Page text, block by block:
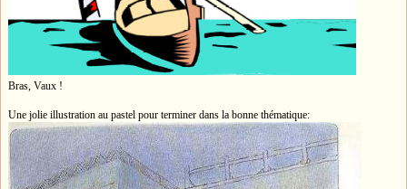
Bras, Vaux !
Une jolie illustration au pastel pour terminer dans la bonne thématique: